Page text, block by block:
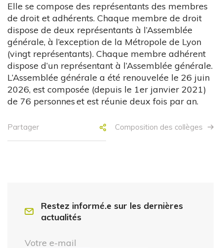
Elle se compose des représentants des membres
de droit et adhérents. Chaque membre de droit
dispose de deux représentants à l’Assemblée
générale, à l’exception de la Métropole de Lyon
(vingt représentants). Chaque membre adhérent
dispose d’un représentant à l’Assemblée générale.
L’Assemblée générale a été renouvelée le 26 juin
2026, est composée (depuis le 1er janvier 2021)
de 76 personneset est réunie deux fois par an.
Partager Composition des collèges
Restez informé.e sur les dernières
actualités
Votre e-mail